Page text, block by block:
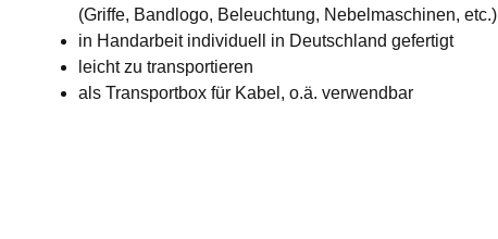
(Griffe, Bandlogo, Beleuchtung, Nebelmaschinen, etc.)
in Handarbeit individuell in Deutschland gefertigt
leicht zu transportieren
als Transportbox für Kabel, o.ä. verwendbar